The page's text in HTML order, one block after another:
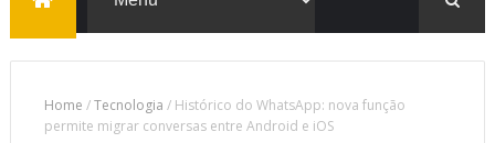
Home /Tecnologia / Histórico do WhatsApp: nova função
permite migrar conversas entre Android e iOS